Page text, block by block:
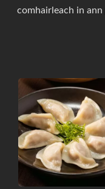
comhairleach in